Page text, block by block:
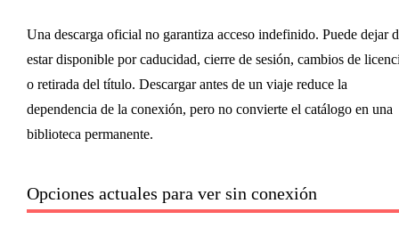
Una descarga oficial no garantiza acceso indefinido. Puede dejar
estar disponible por caducidad, cierre de sesión, cambios de
o retirada del título. Descargar antes de un viaje reduce la
dependencia de la conexión, pero no convierte el catálogo en una
biblioteca permanente.
Opciones actuales para ver sin conexión